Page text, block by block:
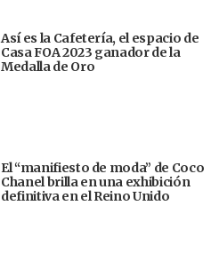
Así es la Cafetería, el espacio de
Casa FOA 2023 ganador de la
Medalla de Oro
El “manifiesto de moda” de Coco
Chanel brilla en una exhibición
definitiva en el Reino Unido